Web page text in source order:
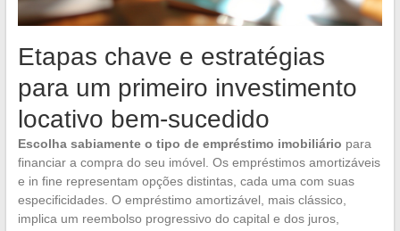
Etapas chave e estratégias
para um primeiro investimento
locativo bem-sucedido
Escolha sabiamente o tipo de empréstimo imobiliário para
financiar a compra do seu imóvel. Os empréstimos amortizáveis
e in fine representam opções distintas, cada uma com suas
especificidades. O empréstimo amortizável, mais clássico,
implica um reembolso progressivo do capital e dos juros,